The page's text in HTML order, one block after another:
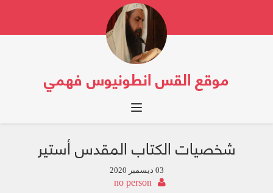
موقع القس انطونيوس فهمي
Toggle navigation
شخصيات الكتاب المقدس أستير
03 ديسمبر 2020
no person